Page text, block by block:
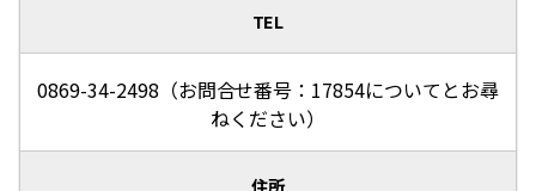
TEL
0869-34-2498（お問合せ番号：17854についてとお尋
ねください）
住所